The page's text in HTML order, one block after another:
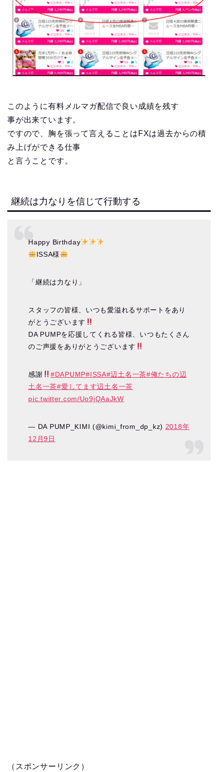
このように有料メルマガ配信で良い成績を残す
事が出来ています。
ですので、胸を張って言えることはFXは過去からの積
み上げができる仕事
と言うことです。
継続は力なりを信じて行動する
Happy Birthday
ISSA様
「継続は力なり」
スタッフの皆様、いつも愛溢れるサポートをあり
がとうございます
DA PUMPを応援してくれる皆様、いつもたくさん
のご声援をありがとうございます
感謝 #DAPUMP#ISSA#辺土名一茶#俺たちの辺
土名一茶#愛してます辺土名一茶
pic.twitter.com/Uo9jQAaJkW
— DA PUMP_KIMI (@kimi_from_dp_kz) 2018年
12月9日
（スポンサーリンク）